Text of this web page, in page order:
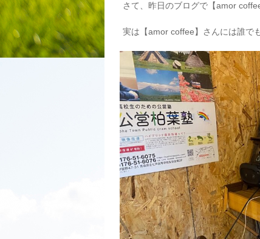
さて、昨日のブログで【amor
実は【amor coffee】さんには誰で